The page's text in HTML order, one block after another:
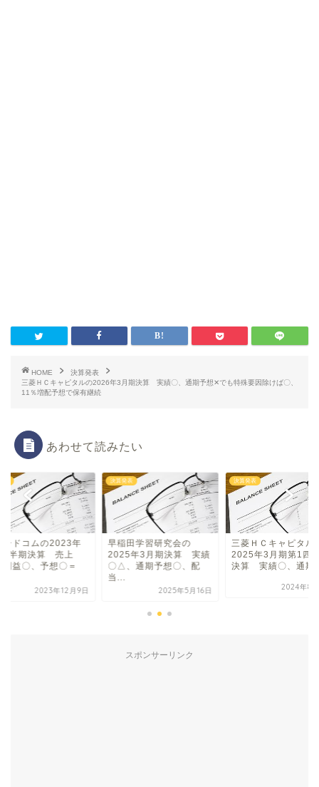
HOME
決算発表
三菱ＨＣキャピタルの2026年3月期決算 実績〇、通期予想✕でも特殊要因除けば〇、
11％増配予想で保有継続
あわせて読みたい
ードコムの2023年
半期決算 売上
利益〇、予想〇＝
2023年12月9日
決算発表
早稲田学習研究会の
2025年3月期決算 実績
〇△、通期予想〇、配
当...
2025年5月16日
決算発表
三菱ＨＣキャピタル
2025年3月期第1四
決算 実績〇、通期
2024年8
スポンサーリンク